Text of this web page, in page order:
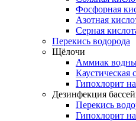
Фосфорная
Азотная
Серная
Перекись водорода
Щёлочи
Аммиак
Каустическая
Гипохлорит
Дезинфекция
Перекись
Гипохлорит